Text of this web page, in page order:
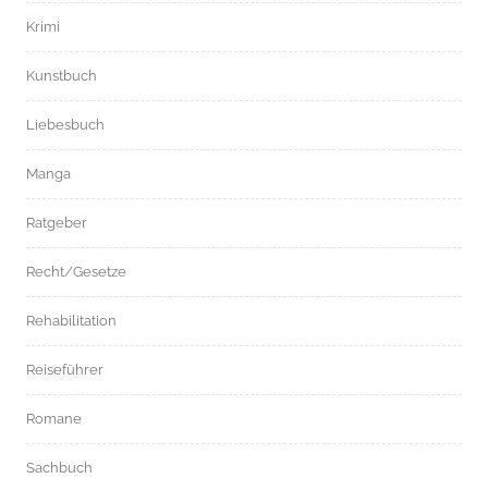
Krimi
Kunstbuch
Liebesbuch
Manga
Ratgeber
Recht/Gesetze
Rehabilitation
Reiseführer
Romane
Sachbuch